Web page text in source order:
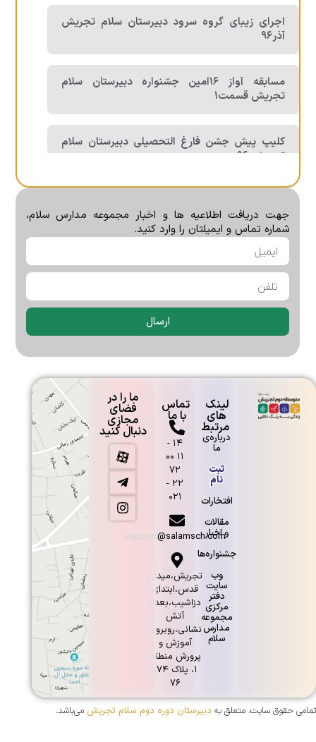
اجرای زیبای گروه سرود دبیرستان سلام تجریش
آذر۹۶
مسابقه آواز ۱۶امین جشنواره دبیرستان سلام
تجریش قسمت۱
کلیپ پیش جشن فارغ التحصیلی دبیرستان سلام
تجریش ۹۶
ریاضی
گفتگوی جذاب با محمد راوند رتبه ۶ کنکور سراسری
۴۰۴ رشته تجربی
گزارش شبکه خبر از اسوه حسنه دبیرستان سلام
تجریش آذر۹۶
جهت دریافت اطلاعیه ها و اخبار مجموعه مدارس سلام،
شماره تماس و ایمیلتان را وارد کنید.
ارسال
لینک
های
مرتبط
درباره‌ی
ما
ثبت
نام
افتخارات
مقالات
و اخبار
جشنواره‌ها
وب
سایت
دفتر
مرکزی
مجموعه
مدارس
سلام
تماس
با ما
۱۴ -
۱۱ ۰۰
۷۲
۲۲ -
۰۲۱
support@salamsch.com
تجریش،میدان
قدس،ابتدای
دزاشیب،بعداز
آتش
نشانی،روبروی
آموزش و
پرورش منطقه
۱، پلاک ۷۴و
۷۶
ما را در
فضای
مجازی
دنبال کنید
تمامی حقوق سایت، متعلق به دبیرستان دوره دوم سلام تجریش می‌باشد.